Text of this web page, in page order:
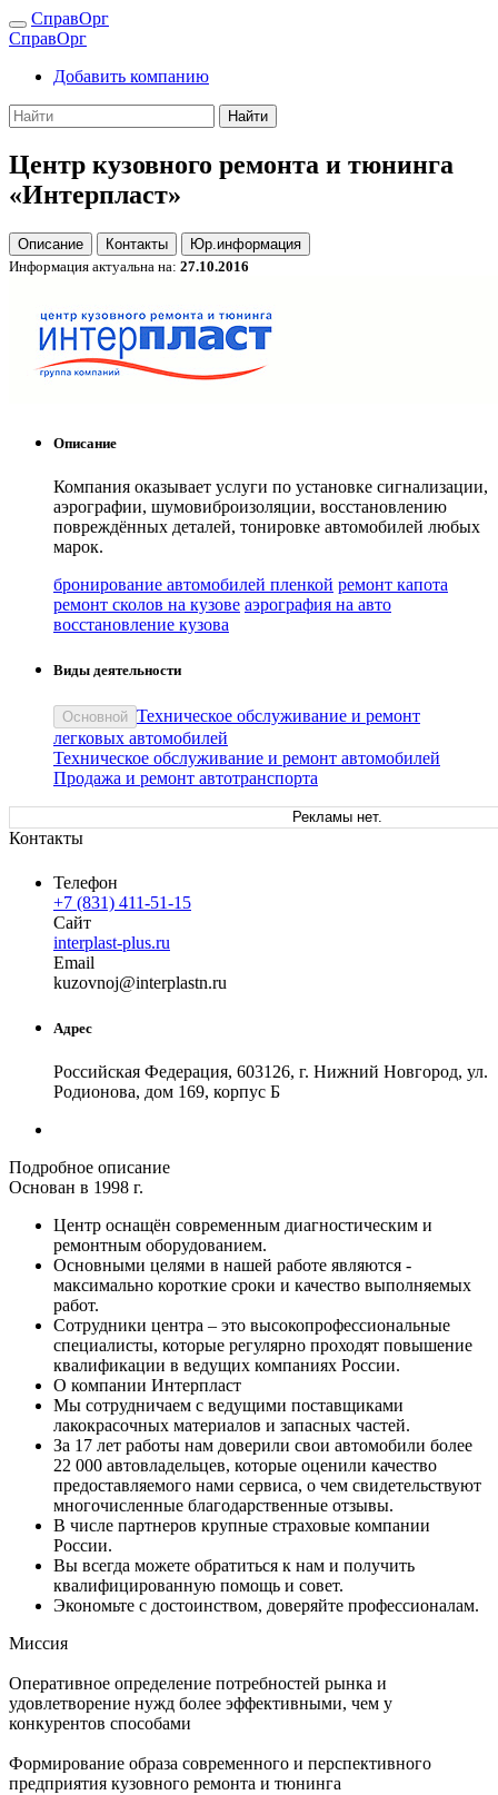
СправОрг
СправОрг
Добавить компанию
Найти
Центр кузовного ремонта и тюнинга
«Интерпласт»
Описание Контакты
Юр.информация
Информация актуальна на: 27.10.2016
Описание
Компания оказывает услуги по установке сигнализации,
аэрографии, шумовиброизоляции, восстановлению
повреждённых деталей, тонировке автомобилей любых
марок.
бронирование автомобилей пленкой ремонт капота
ремонт сколов на кузове аэрография на авто
восстановление кузова
Виды деятельности
Основной Техническое обслуживание и ремонт
легковых автомобилей
Техническое обслуживание и ремонт автомобилей
Продажа и ремонт автотранспорта
Рекламы нет.
Контакты
Телефон
+7 (831) 411-51-15
Сайт
interplast-plus.ru
Email
kuzovnoj@interplastn.ru
Адрес
Российская Федерация, 603126, г. Нижний Новгород, ул.
Родионова, дом 169, корпус Б
Подробное описание
Основан в 1998 г.
Центр оснащён современным диагностическим и
ремонтным оборудованием.
Основными целями в нашей работе являются -
максимально короткие сроки и качество выполняемых
работ.
Сотрудники центра – это высокопрофессиональные
специалисты, которые регулярно проходят повышение
квалификации в ведущих компаниях России.
О компании Интерпласт
Мы сотрудничаем с ведущими поставщиками
лакокрасочных материалов и запасных частей.
За 17 лет работы нам доверили свои автомобили более
22 000 автовладельцев, которые оценили качество
предоставляемого нами сервиса, о чем свидетельствуют
многочисленные благодарственные отзывы.
В числе партнеров крупные страховые компании
России.
Вы всегда можете обратиться к нам и получить
квалифицированную помощь и совет.
Экономьте с достоинством, доверяйте профессионалам.
Миссия
Оперативное определение потребностей рынка и
удовлетворение нужд более эффективными, чем у
конкурентов способами
Формирование образа современного и перспективного
предприятия кузовного ремонта и тюнинга